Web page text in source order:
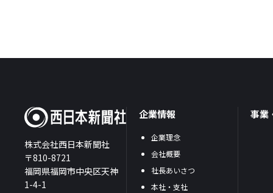
株式会社西日本新聞社
〒810-8721
福岡県福岡市中央区天神
1-4-1
企業情報
企業理念
会社概要
社長あいさつ
本社・支社
事業